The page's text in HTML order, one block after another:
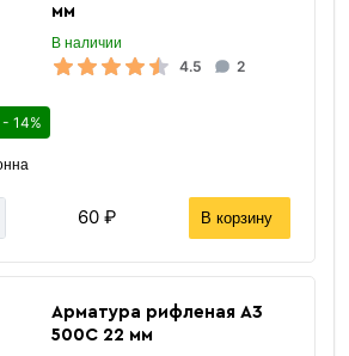
мм
В наличии
4.5 2
- 14%
60 ₽ В корзину
Арматура рифленая А3
500С 22 мм